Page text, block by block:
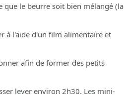
le beurre soit bien mélangé (la
à l'aide d'un film alimentaire et
afin de former des petits
lever environ 2h30. Les mini-